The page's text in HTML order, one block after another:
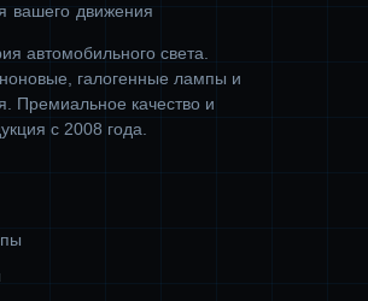
вашего движения
автомобильного света.
галогенные лампы и
Премиальное качество и
с 2008 года.